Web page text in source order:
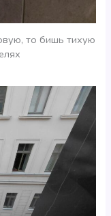
то бишь тихую